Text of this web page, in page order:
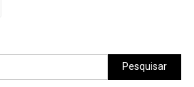
Pesquisar
por: